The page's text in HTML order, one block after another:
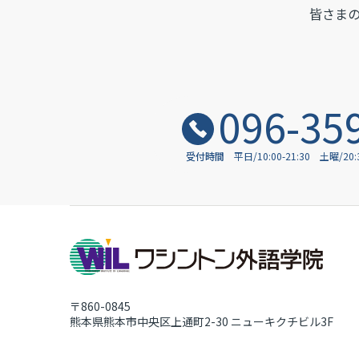
皆さま
096-
受付時間 平日/10:00-21:30 土曜/
〒860-0845
熊本県熊本市中央区上通町2-30 ニューキクチビル3F